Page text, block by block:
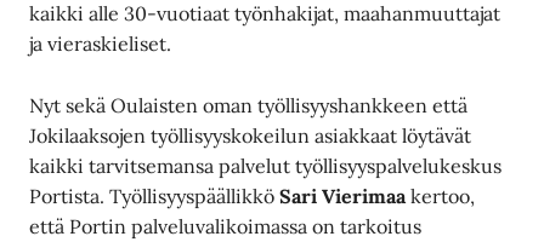
kaikki alle 30-vuotiaat työnhakijat, maahanmuuttajat
ja vieraskieliset.
Nyt sekä Oulaisten oman työllisyyshankkeen että
Jokilaaksojen työllisyyskokeilun asiakkaat löytävät
kaikki tarvitsemansa palvelut työllisyyspalvelukeskus
Portista. TyöllisyyspäällikköSari Vierimaa kertoo,
että Portin palveluvalikoimassa on tarkoitus